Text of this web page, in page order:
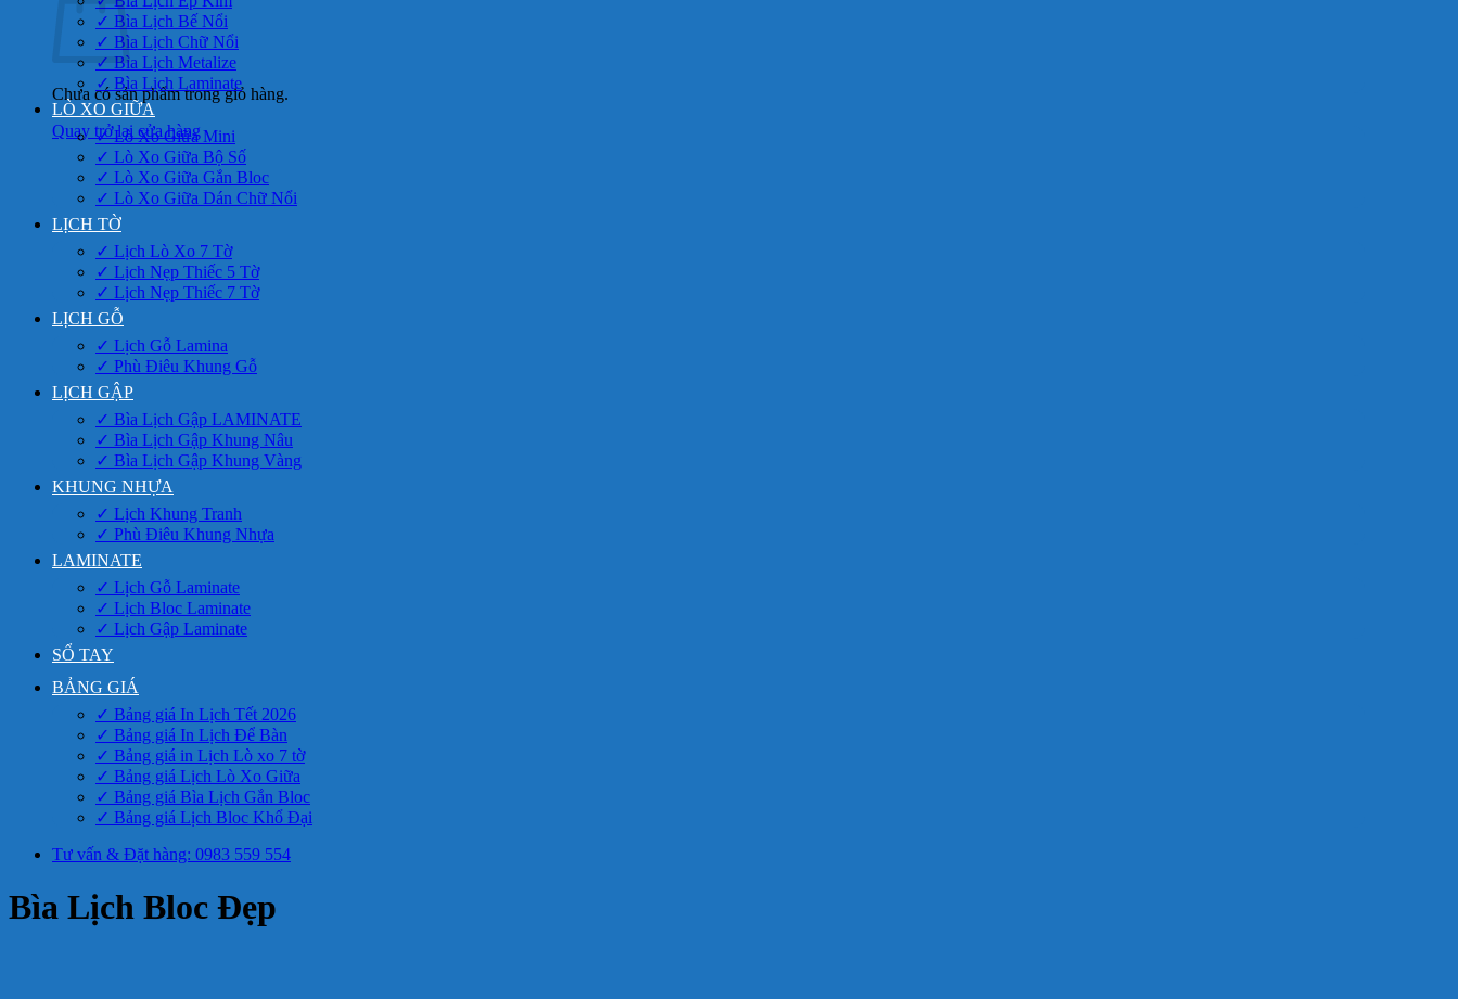
Chưa có sản phẩm trong giỏ hàng.
Quay trở lại cửa hàng
✓ Bìa Lịch Bế Nổi
✓ Bìa Lịch Chữ Nổi
✓ Bìa Lịch Metalize
✓ Bìa Lịch Laminate
LÒ XO GIỮA
✓ Lò Xo Giữa Mini
✓ Lò Xo Giữa Bộ Số
✓ Lò Xo Giữa Gắn Bloc
✓ Lò Xo Giữa Dán Chữ Nổi
LỊCH TỜ
✓ Lịch Lò Xo 7 Tờ
✓ Lịch Nẹp Thiếc 5 Tờ
✓ Lịch Nẹp Thiếc 7 Tờ
LỊCH GỖ
✓ Lịch Gỗ Lamina
✓ Phù Điêu Khung Gỗ
LỊCH GẬP
✓ Bìa Lịch Gập LAMINATE
✓ Bìa Lịch Gập Khung Nâu
✓ Bìa Lịch Gập Khung Vàng
KHUNG NHỰA
✓ Lịch Khung Tranh
✓ Phù Điêu Khung Nhựa
LAMINATE
✓ Lịch Gỗ Laminate
✓ Lịch Bloc Laminate
✓ Lịch Gập Laminate
SỔ TAY
BẢNG GIÁ
✓ Bảng giá In Lịch Tết 2026
✓ Bảng giá In Lịch Để Bàn
✓ Bảng giá in Lịch Lò xo 7 tờ
✓ Bảng giá Lịch Lò Xo Giữa
✓ Bảng giá Bìa Lịch Gắn Bloc
✓ Bảng giá Lịch Bloc Khổ Đại
Tư vấn & Đặt hàng: 0983 559 554
Bìa Lịch Bloc Đẹp